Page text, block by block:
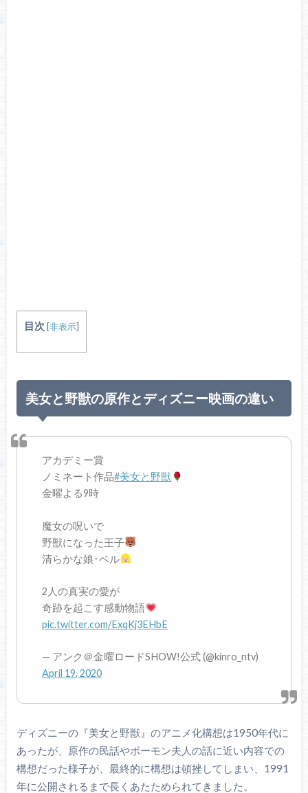
目次 [非表示]
美女と野獣の原作とディズニー映画の違い
アカデミー賞
ノミネート作品#美女と野獣
金曜よる9時
魔女の呪いで
野獣になった王子
清らかな娘･ベル
2人の真実の愛が
奇跡を起こす感動物語
pic.twitter.com/ExqKj3EHbE
— アンク＠金曜ロードSHOW!公式 (@kinro_ntv)
April 19, 2020
ディズニーの『美女と野獣』のアニメ化構想は1950年代に
あったが、原作の民話やボーモン夫人の話に近い内容での
構想だった様子が、最終的に構想は頓挫してしまい、1991
年に公開されるまで長くあたためられてきました。